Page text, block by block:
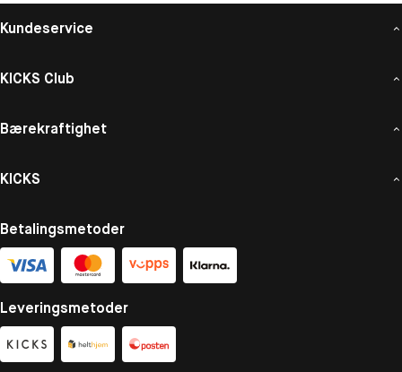
Kundeservice
KICKS Club
Bærekraftighet
KICKS
Betalingsmetoder
Leveringsmetoder